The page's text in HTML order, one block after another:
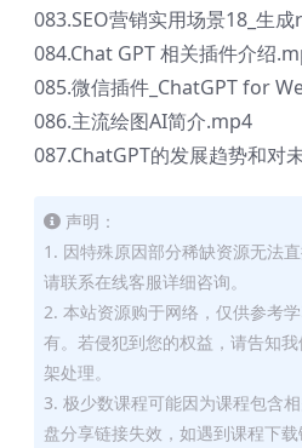
083.SEO营销实用场景18_生
084.Chat GPT 相关插件介绍
085.微信插件_ChatGPT for
086.主流绘图AI简介.mp4
087.ChatGPT的发展趋势和对
声明：
1. 因特殊原因部分稀缺资源无法
请联系在线客服详细咨询。
2. 本站资源购于网络，仅供参考
有。若侵犯到您的权益，请告知
架处理。
3. 极少数课程可能因为课程包含
盘分享链接失效，如遇到课程下